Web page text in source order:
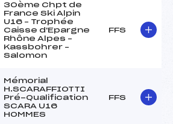
30ème Chpt de
France Ski Alpin
U16 – Trophée
Caisse d'Epargne
Rhône Alpes –
Kassbohrer –
Salomon
FFS
Mémorial
H.SCARAFFIOTTI
Pré-Qualification
SCARA U16
HOMMES
FFS